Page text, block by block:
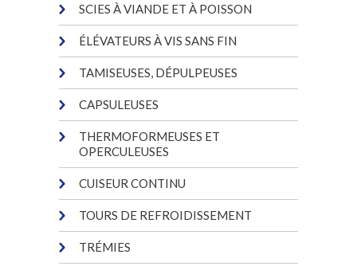
SCIES À VIANDE ET À POISSON
ÉLÉVATEURS À VIS SANS FIN
TAMISEUSES, DÉPULPEUSES
CAPSULEUSES
THERMOFORMEUSES ET
OPERCULEUSES
CUISEUR CONTINU
TOURS DE REFROIDISSEMENT
TRÉMIES